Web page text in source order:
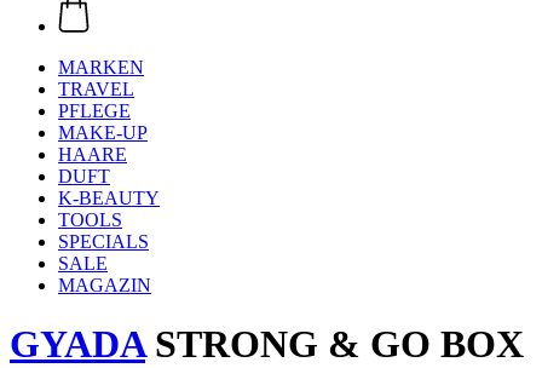
MARKEN
TRAVEL
PFLEGE
MAKE-UP
HAARE
DUFT
K-BEAUTY
TOOLS
SPECIALS
SALE
MAGAZIN
GYADASTRONG & GO BOX